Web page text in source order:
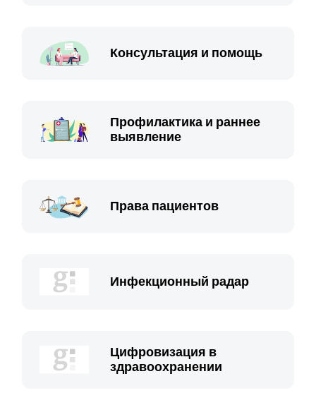
Консультация и помощь
Профилактика и раннее
выявление
Права пациентов
Инфекционный радар
Цифровизация в
здравоохранении